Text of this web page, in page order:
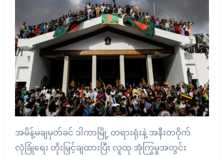
အမိန့်မချမှတ်ခင် ဒါကာမြို့ တရားရုံးနဲ့ အနီးတဝိုက်
လုံခြုံရေး တိုးမြှင့်ချထားပြီး လူထု အုံကြွမှုအတွင်း